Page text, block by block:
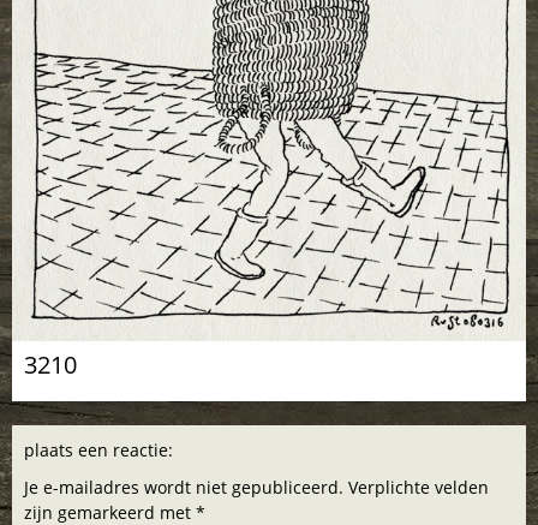
3210
plaats een reactie:
Je e-mailadres wordt niet gepubliceerd. Verplichte velden
zijn gemarkeerd met *